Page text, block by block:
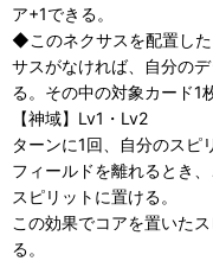
ア+1できる。
◆このネクサスを配置し
サスがなければ、自分の
る。その中の対象カード1
【神域】Lv1・Lv2
ターンに1回、自分のスピ
フィールドを離れるとき
スピリットに置ける。
この効果でコアを置いた
る。